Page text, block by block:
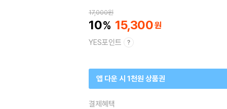
17,000원
10 15,300
YES포인트
앱 다운 시 1천원 상품권
결제혜택